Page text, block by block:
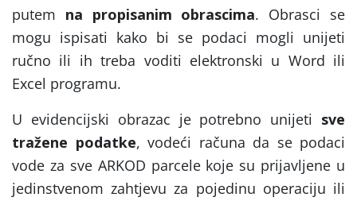
putem na propisanim obrascima. Obrasci se
mogu ispisati kako bi se podaci mogli unijeti
ručno ili ih treba voditi elektronski u Word ili
Excel programu.
U evidencijski obrazac je potrebno unijeti sve
tražene podatke, vodeći računa da se podaci
vode za sve ARKOD parcele koje su prijavljene u
jedinstvenom zahtjevu za pojedinu operaciju ili